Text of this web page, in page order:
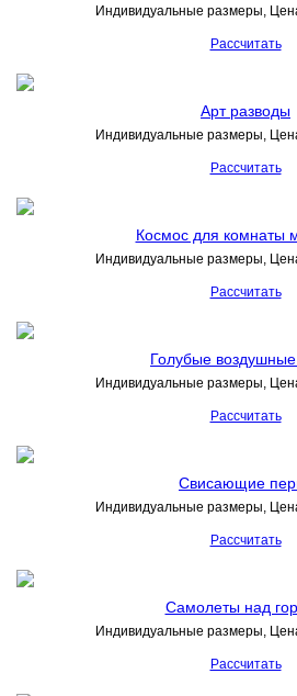
Индивидуальные размеры,
Рассчитать
Арт разводы
Индивидуальные размеры,
Рассчитать
Космос для комнаты
Индивидуальные размеры,
Рассчитать
Голубые
Индивидуальные размеры,
Рассчитать
Свисающие
Индивидуальные размеры,
Рассчитать
Самолеты над
Индивидуальные размеры,
Рассчитать